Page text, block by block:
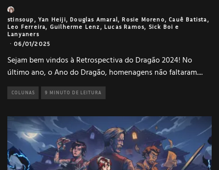
stinsoup,Yan Heiji, Douglas Amaral, Rosie Moreno, Cauê Batista,
Leo Ferreira, Guilherme Lenz, Lucas Ramos, Sick Boi e
Lanyaners
· 06/01/2025
Sejam bem vindos à Retrospectiva do Dragão 2024! No
último ano, o Ano do Dragão, homenagens não faltaram....
COLUNAS 9 MINUTO DE LEITURA